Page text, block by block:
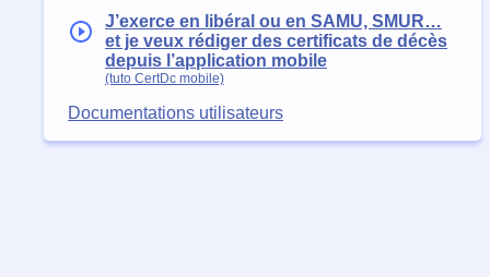
J’exerce en libéral ou en SAMU, SMUR…
et je veux rédiger des certificats de décès
depuis l’application mobile
(tuto CertDc mobile)
Documentations utilisateurs